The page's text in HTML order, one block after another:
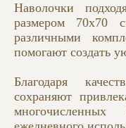
Наволочки
размером 70x70
различными
помогают создать
Благодаря
сохраняют